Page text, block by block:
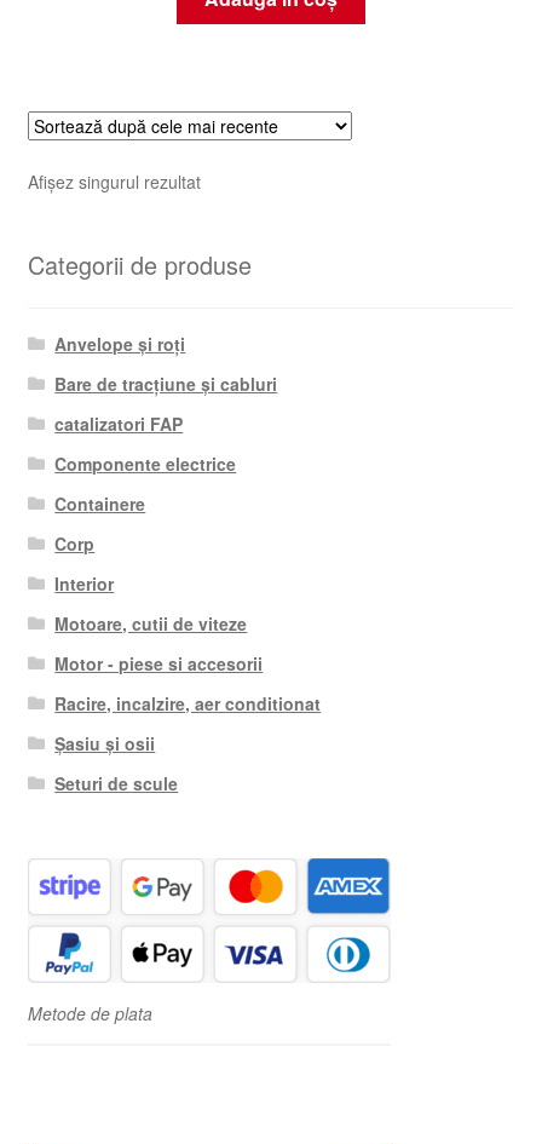
Afișez singurul rezultat
Categorii de produse
Anvelope și roți
Bare de tracțiune și cabluri
catalizatori FAP
Componente electrice
Containere
Corp
Interior
Motoare, cutii de viteze
Motor - piese si accesorii
Racire, incalzire, aer conditionat
Șasiu și osii
Seturi de scule
Metode de plata